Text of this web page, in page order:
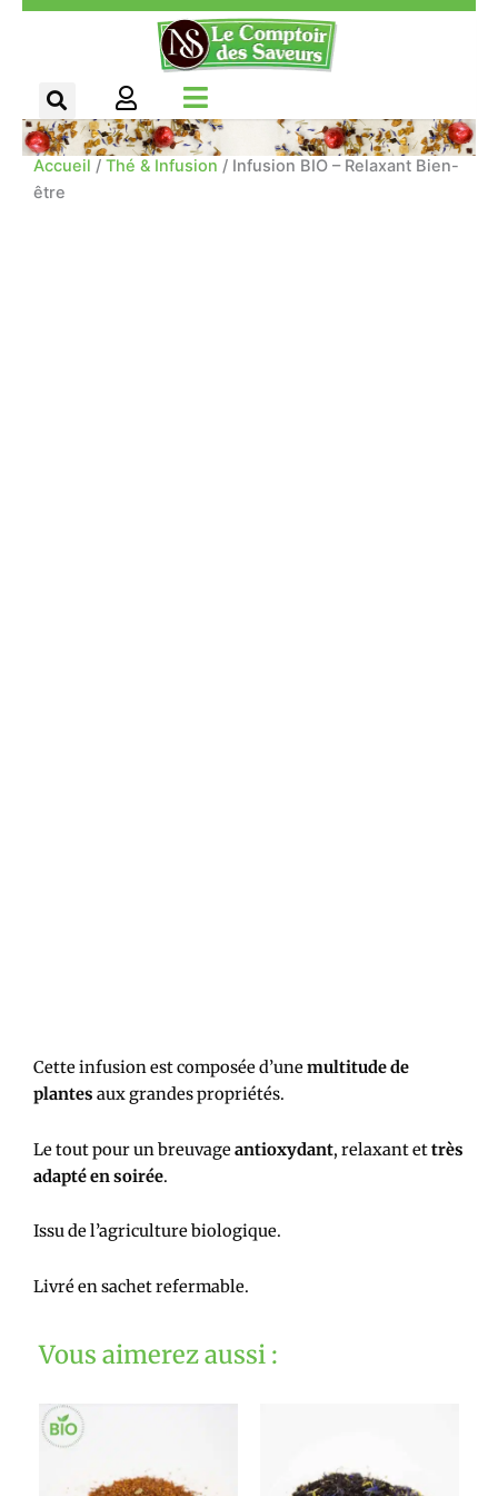
Aller
Accueil / Thé & Infusion / Infusion BIO – Relaxant Bien-
être
Cette infusion est composée d’unemultitude de
plantes aux grandes propriétés.
Le tout pour un breuvageantioxydant, relaxant ettrès
adapté en soirée.
Issu de l’agriculture biologique.
Livré en sachet refermable.
Vous aimerez aussi :
a
Panneau de gestion des cookies